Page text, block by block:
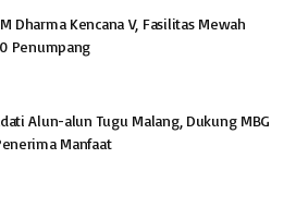
Dharma Kencana V, Fasilitas Mewah
Penumpang
Alun-alun Tugu Malang, Dukung MBG
Manfaat